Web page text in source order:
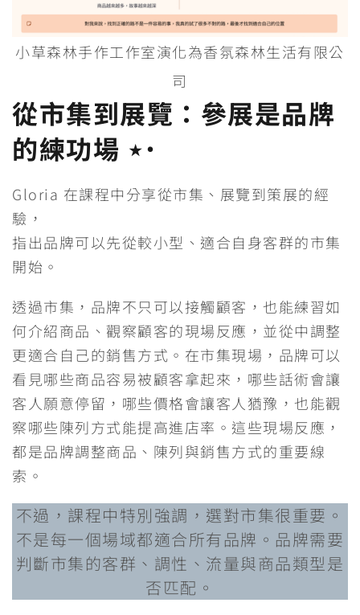
小草森林手作工作室演化為香氛森林生活有限公
司
從市集到展覽：參展是品牌
的練功場 ⋆˙
Gloria 在課程中分享從市集、展覽到策展的經
驗，
指出品牌可以先從較小型、適合自身客群的市集
開始。
透過市集，品牌不只可以接觸顧客，也能練習如
何介紹商品、觀察顧客的現場反應，並從中調整
更適合自己的銷售方式。在市集現場，品牌可以
看見哪些商品容易被顧客拿起來，哪些話術會讓
客人願意停留，哪些價格會讓客人猶豫，也能觀
察哪些陳列方式能提高進店率。這些現場反應，
都是品牌調整商品、陳列與銷售方式的重要線
索。
不過，課程中特別強調，選對市集很重要。
不是每一個場域都適合所有品牌。品牌需要
判斷市集的客群、調性、流量與商品類型是
否匹配。